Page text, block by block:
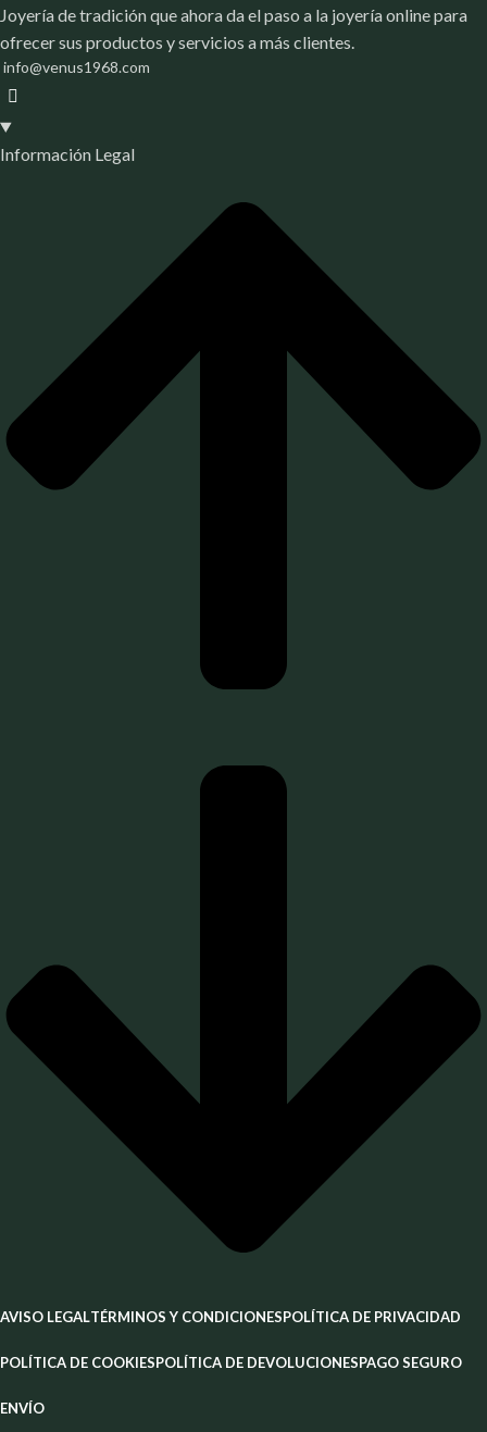
Joyería de tradición que ahora da el paso a la joyería online para
ofrecer sus productos y servicios a más clientes.
info@venus1968.com
Información Legal
AVISO LEGALTÉRMINOS Y CONDICIONESPOLÍTICA DE PRIVACIDAD
POLÍTICA DE COOKIESPOLÍTICA DE DEVOLUCIONESPAGO SEGURO
ENVÍO